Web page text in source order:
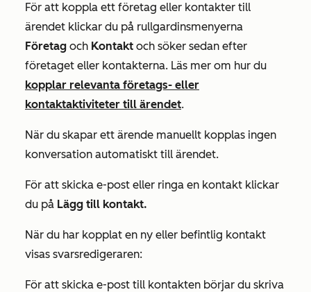
För att koppla ett företag eller kontakter till
ärendet klickar du på rullgardinsmenyerna
Företag och Kontakt och söker sedan efter
företaget eller kontakterna. Läs mer om hur du
kopplar relevanta företags- eller
kontaktaktiviteter till ärendet.
När du skapar ett ärende manuellt kopplas ingen
konversation automatiskt till ärendet.
För att skicka e-post eller ringa en kontakt klickar
du på Lägg till kontakt.
När du har kopplat en ny eller befintlig kontakt
visas svarsredigeraren:
För att skicka e-post till kontakten börjar du skriva